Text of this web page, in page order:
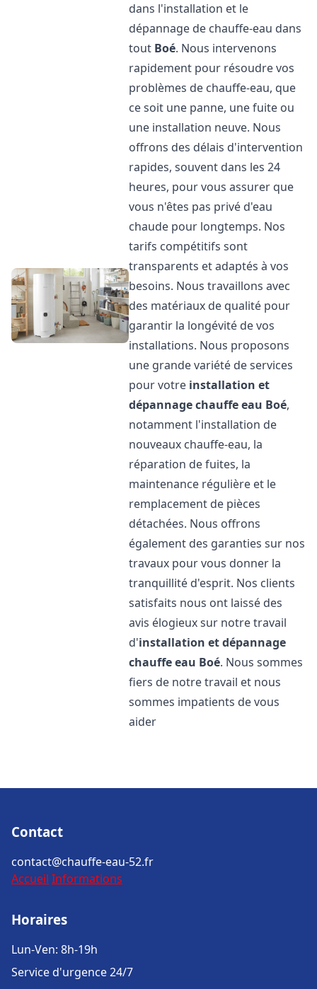
dans l'installation et le
dépannage de chauffe-eau dans
tout Boé. Nous intervenons
rapidement pour résoudre vos
problèmes de chauffe-eau, que
ce soit une panne, une fuite ou
une installation neuve. Nous
offrons des délais d'intervention
rapides, souvent dans les 24
heures, pour vous assurer que
vous n'êtes pas privé d'eau
chaude pour longtemps. Nos
tarifs compétitifs sont
transparents et adaptés à vos
besoins. Nous travaillons avec
des matériaux de qualité pour
garantir la longévité de vos
installations. Nous proposons
une grande variété de services
pour votre installation et
dépannage chauffe eau Boé,
notamment l'installation de
nouveaux chauffe-eau, la
réparation de fuites, la
maintenance régulière et le
remplacement de pièces
détachées. Nous offrons
également des garanties sur nos
travaux pour vous donner la
tranquillité d'esprit. Nos clients
satisfaits nous ont laissé des
avis élogieux sur notre travail
d'installation et dépannage
chauffe eau Boé. Nous sommes
fiers de notre travail et nous
sommes impatients de vous
aider
Contact
contact@chauffe-eau-52.fr
Accueil Informations
Horaires
Lun-Ven: 8h-19h
Service d'urgence 24/7